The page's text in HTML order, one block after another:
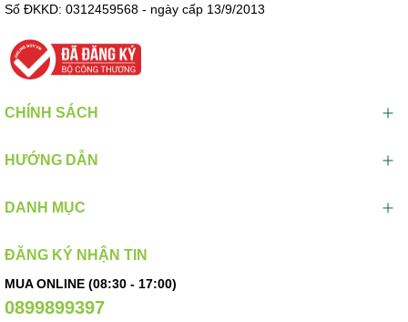
Số ĐKKD: 0312459568 - ngày cấp 13/9/2013
CHÍNH SÁCH
HƯỚNG DẪN
DANH MỤC
ĐĂNG KÝ NHẬN TIN
MUA ONLINE (08:30 - 17:00)
0899899397